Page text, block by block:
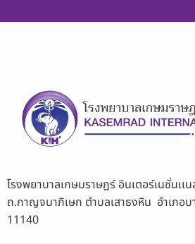
โรงพยาบาลเกษมราษฎร์ อินเตอร์เนชั่นเ
ถ.กาญจนาภิเษก ตำบลเสาธงหิน อำเภอ
11140